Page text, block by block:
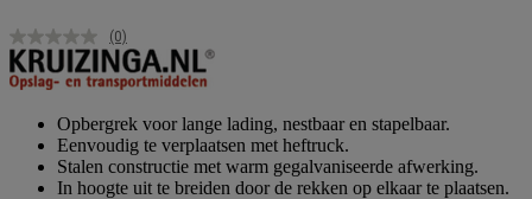
Geen
scorewaarde.
Dezelfde
(0)
Opbergrek voor lange lading, nestbaar en stapelbaar.
Eenvoudig te verplaatsen met heftruck.
Stalen constructie met warm gegalvaniseerde afwerking.
In hoogte uit te breiden door de rekken op elkaar te plaatsen.